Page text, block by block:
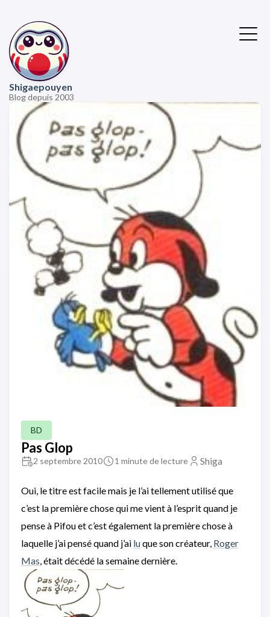
Shigaepouyen
Blog depuis 2003
BD
Pas Glop
2 septembre 2010 1 minute de lecture Shiga
Oui, le titre est facile mais je l’ai tellement utilisé que
c’est la première chose qui me vient à l’esprit quand je
pense à Pifou et c’est également la première chose à
laquelle j’ai pensé quand j’ai luque son créateur, Roger
Mas , était décédé la semaine dernière.